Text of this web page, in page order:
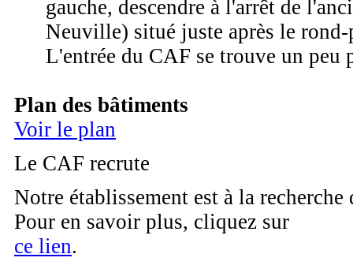
gauche, descendre à l'arrêt de
Neuville) situé juste après le
L'entrée du CAF se trouve un
Plan des bâtiments
Voir le plan
Le CAF recrute
Notre établissement est à la
Pour en savoir plus, cliquez sur
ce lien.